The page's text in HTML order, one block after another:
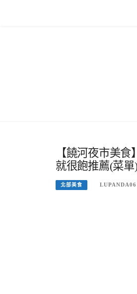
【饒河夜市美
就很飽推薦(菜單
北部美食